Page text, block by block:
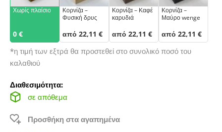
Χωρίς πλαίσιο
0 €
Κορνίζα –
Φυσική δρυς
από 22,11 €
Κορνίζα – Καφέ
καρυδιά
από 22,11 €
Κορνίζα –
Μαύρο wenge
από 22,11 €
*η τιμή των εξτρά θα προστεθεί στο συνολικό ποσό του
καλαθιού
Διαθεσιμότητα:
σε απόθεμα
Προσθήκη στα αγαπημένα